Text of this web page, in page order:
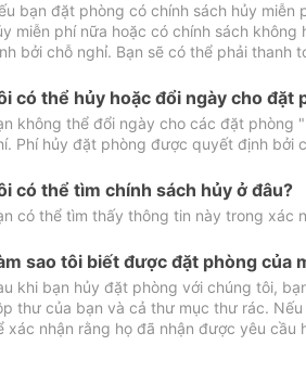
bạn đặt phòng có chính sách hủy
miễn phí nữa hoặc có chính sách
bởi chỗ nghỉ. Bạn sẽ có thể phải thanh
có thể hủy hoặc đổi ngày cho đặt
không thể đổi ngày cho các đặt phòng
Phí hủy đặt phòng được quyết định bởi
có thể tìm chính sách hủy ở đâu?
có thể tìm thấy thông tin này trong xác
sao tôi biết được đặt phòng của
khi bạn hủy đặt phòng với chúng tôi,
thư của bạn và cả thư mục thư rác.
xác nhận rằng họ đã nhận được yêu cầu